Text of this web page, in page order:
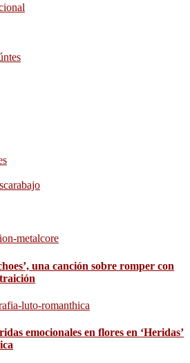
una canción sobre romper con
emocionales en flores en ‘Heridas’